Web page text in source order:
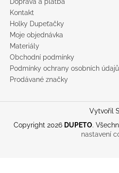
Kontakt
Holky Dupeťačky
Moje objednávka
Materiály
Obchodní podmínky
Podmínky ochrany osobních údajů
Prodávané značky
Vytvořil
Copyright 2026 DUPETO.
nastavení